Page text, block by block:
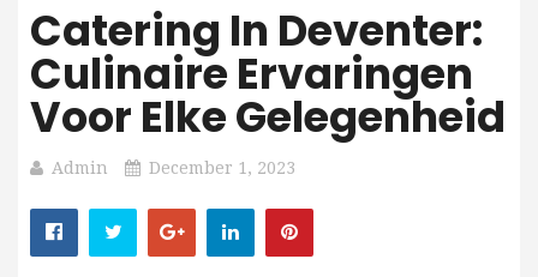
Catering In Deventer:
Culinaire Ervaringen
Voor Elke Gelegenheid
Admin December 1, 2023